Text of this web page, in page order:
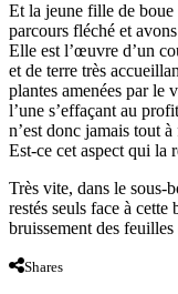
Et la jeune fille de
parcours fléché et
Elle est l’œuvre d’un
et de terre très
plantes amenées par le
l’une s’effaçant au
n’est donc jamais tout
Est-ce cet aspect qui la
Très vite, dans le sous-
restés seuls face à
bruissement des
Shares